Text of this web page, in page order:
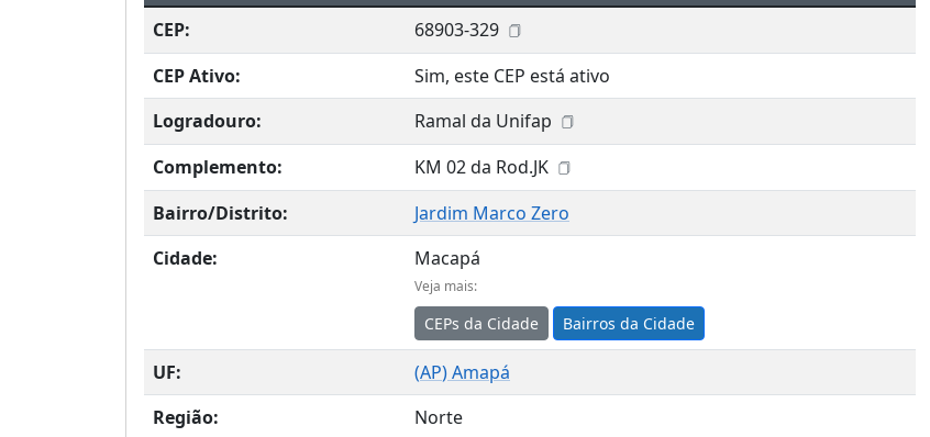
CEP:
68903-329
CEP Ativo:
Sim, este CEP está ativo
Logradouro:
Ramal da Unifap
Complemento:
KM 02 da Rod.JK
Bairro/Distrito:
Jardim Marco Zero
Cidade:
Macapá
Veja mais:
CEPs da Cidade Bairros da Cidade
UF: (AP) Amapá
Região:
Norte